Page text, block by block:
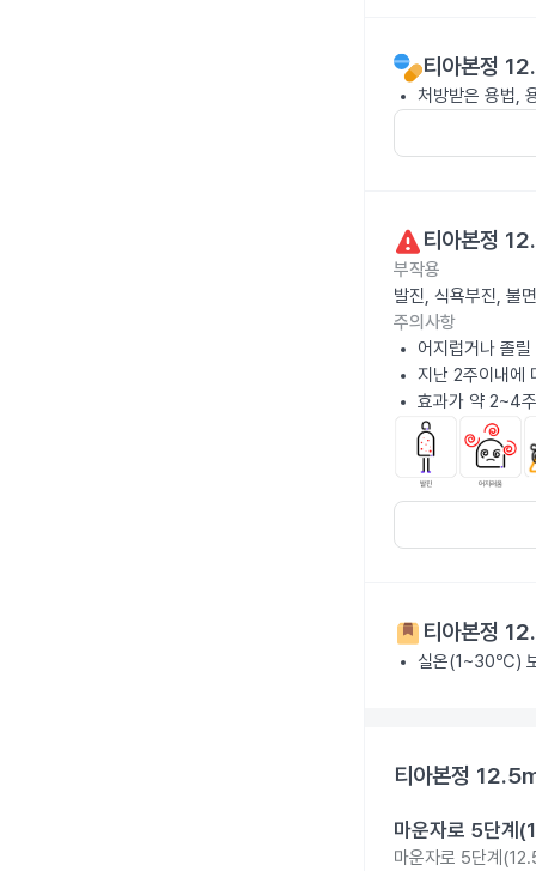
티아본정
처방받은 용법,
티아본정
부작용
발진, 식욕부진, 불
주의사항
어지럽거나 졸
지난 2주이내에
효과가 약 2~4
티아본정
실온(1~30℃)
티아본정
마운자로 5단계
마운자로 5단계